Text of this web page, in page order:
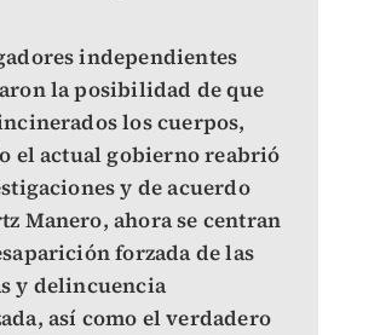
independientes
la posibilidad de que
los cuerpos,
el actual gobierno reabrió
y de acuerdo
Manero, ahora se centran
forzada de las
y delincuencia
así como el verdadero